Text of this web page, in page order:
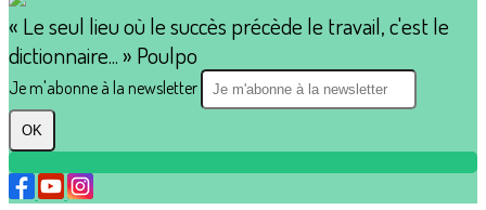
« Le seul lieu où le succès précède le travail, c'est le
dictionnaire... » Poulpo
Je m'abonne à la newsletter
OK